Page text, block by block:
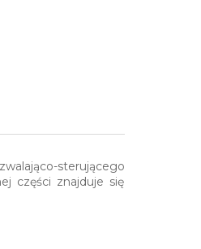
sterującego
części znajduje się